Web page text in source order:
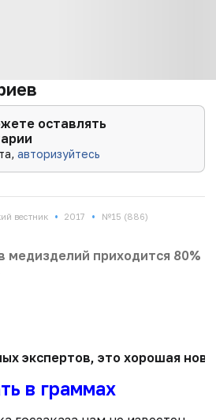
оставлять
авторизуйтесь
вестник • 2017 • №15 (886)
медизделий приходится 80%
экспертов, это хорошая
в граммах